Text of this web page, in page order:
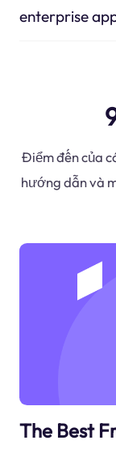
enterprise
Điểm đến của
hướng dẫn và
The Best